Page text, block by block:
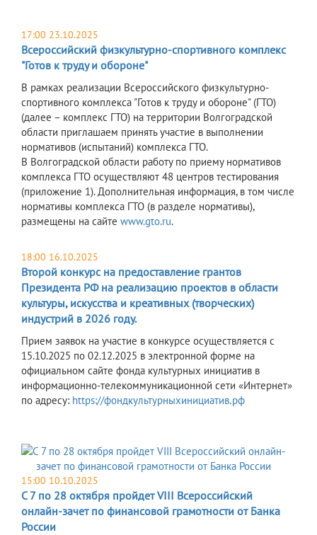
17:00 23.10.2025
Всероссийский физкультурно-спортивного комплекс
"Готов к труду и обороне"
В рамках реализации Всероссийского физкультурно-
спортивного комплекса "Готов к труду и обороне" (ГТО)
(далее – комплекс ГТО) на территории Волгоградской
области приглашаем принять участие в выполнении
нормативов (испытаний) комплекса ГТО.
В Волгоградской области работу по приему нормативов
комплекса ГТО осуществляют 48 центров тестирования
(приложение 1). Дополнительная информация, в том числе
нормативы комплекса ГТО (в разделе нормативы),
размещены на сайте www.gto.ru.
18:00 16.10.2025
Второй конкурс на предоставление грантов
Президента РФ на реализацию проектов в области
культуры, искусства и креативных (творческих)
индустрий в 2026 году.
Прием заявок на участие в конкурсе осуществляется с
15.10.2025 по 02.12.2025 в электронной форме на
официальном сайте фонда культурных инициатив в
информационно-телекоммуникационной сети «Интернет»
по адресу: https://фондкультурныхинициатив.рф
15:00 10.10.2025
С 7 по 28 октября пройдет VIII Всероссийский
онлайн-зачет по финансовой грамотности от Банка
России